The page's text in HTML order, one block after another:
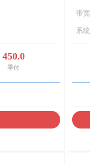
450.0
季付
带
系